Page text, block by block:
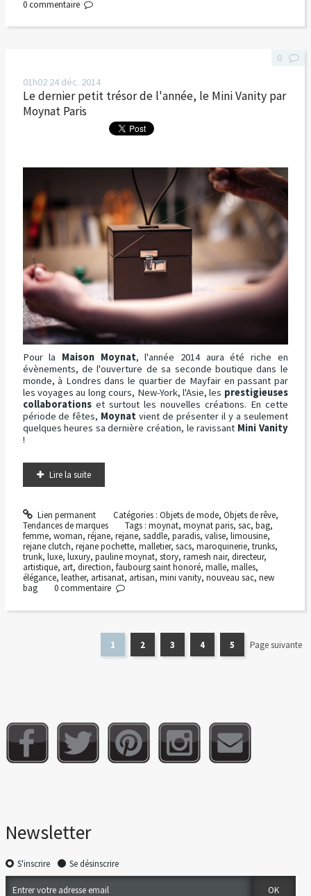
0 commentaire
01h02 24 déc. 2014
Le dernier petit trésor de l'année, le Mini Vanity par
Moynat Paris
Pour la Maison Moynat, l'année 2014 aura été riche en
évènements, de l'ouverture de sa seconde boutique dans le
monde, à Londres dans le quartier de Mayfair en passant par
les voyages au long cours, New-York, l'Asie, les prestigieuses
collaborationset surtout les nouvelles créations. En cette
période de fêtes, Moynat vient de présenter il y a seulement
quelques heures sa dernière création, le ravissant Mini Vanity
!
Lire la suite
Lien permanent Catégories : Objets de mode, Objets de rêve,
Tendances de marques
Tags :moynat,moynat paris,sac,bag,
femme, woman, réjane, rejane, saddle, paradis, valise, limousine,
rejane clutch, rejane pochette, malletier, sacs, maroquinerie, trunks,
trunk, luxe, luxury, pauline moynat, story, ramesh nair, directeur,
artistique, art, direction, faubourg saint honoré, malle, malles,
élégance, leather, artisanat, artisan, mini vanity, nouveau sac, new
bag
0
0commentaire
1 2 3 4 5 Page suivante
Newsletter
S'inscrire Se désinscrire